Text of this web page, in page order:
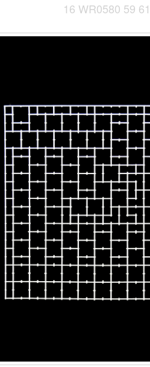
16 WR0580 59 61